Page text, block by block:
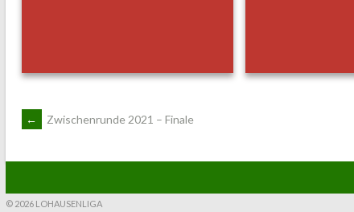
ARTIKEL-
NAVIGATION
← Zwischenrunde 2021 – Finale
© 2026 LOHAUSENLIGA